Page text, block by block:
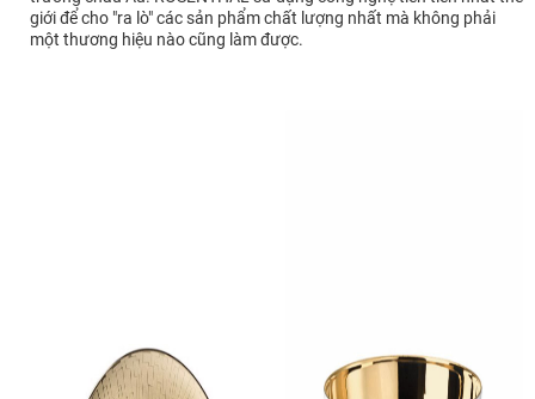
giới để cho "ra lò" các sản phẩm chất lượng nhất mà không phải
một thương hiệu nào cũng làm được.